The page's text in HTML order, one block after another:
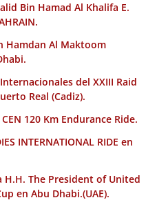
Bin Hamad Al Khalifa E.
Hamdan Al Maktoom
del XXIII Raid
Real (Cadiz).
120 Km Endurance Ride.
INTERNATIONAL RIDE en
The President of United
en Abu Dhabi.(UAE).